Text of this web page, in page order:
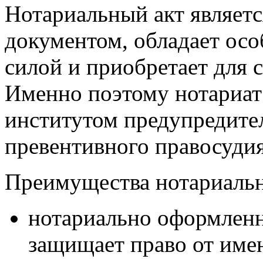
Нотариальный акт
документом, обладает
силой и приобретает для
Именно поэтому
институтом
превентивного
Преимущества
нотариально
защищает право от